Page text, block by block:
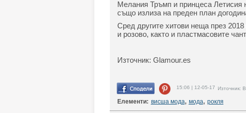
Мелания Тръмп и принцеса Летисия
също излиза на преден план
Сред другите хитови неща през
и розово, както и пластмасовите
Източник: Glamour.es
15:06 | 12-05-17 Източник:
Елементи: висша мода, мода, рокля